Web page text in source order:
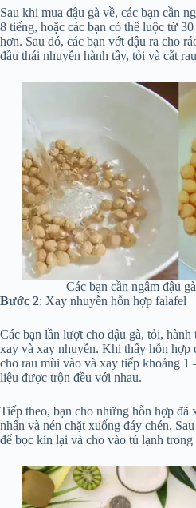
Sau khi mua đậu gà về, các bạn cần
8 tiếng, hoặc các bạn có thể luộc từ
hơn. Sau đó, các bạn vớt đậu ra cho
đầu thái nhuyễn hành tây, tỏi và cắt
Các bạn cần ngâm đậu
Bước 2: Xay nhuyễn hỗn hợp falafel
Các bạn lần lượt cho đậu gà, tỏi,
xay và xay nhuyễn. Khi thấy hỗn hợp
cho rau mùi vào và xay tiếp khoảng 1
liệu được trộn đều với nhau.
Tiếp theo, bạn cho những hỗn hợp đã
nhấn và nén chặt xuống đáy chén.
để bọc kín lại và cho vào tủ lạnh